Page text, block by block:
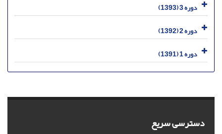
دوره 3 (1393)
دوره 2 (1392)
دوره 1 (1391)
دسترسی سریع